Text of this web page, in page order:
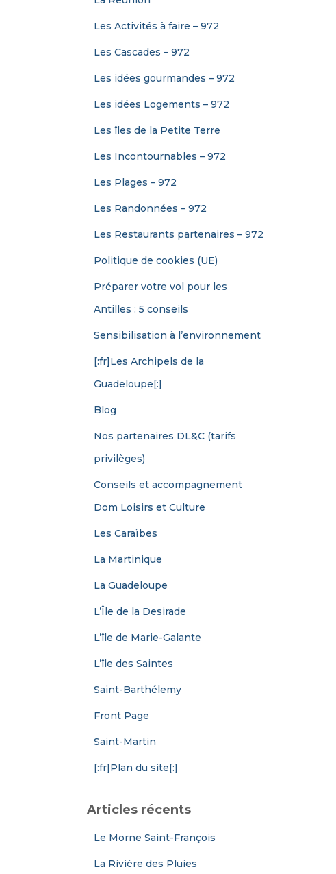
Les Activités à faire – 972
Les Cascades – 972
Les idées gourmandes – 972
Les idées Logements – 972
Les îles de la Petite Terre
Les Incontournables – 972
Les Plages – 972
Les Randonnées – 972
Les Restaurants partenaires – 972
Politique de cookies (UE)
Préparer votre vol pour les
Antilles : 5 conseils
Sensibilisation à l’environnement
[:fr]Les Archipels de la
Guadeloupe[:]
Blog
Nos partenaires DL&C (tarifs
privilèges)
Conseils et accompagnement
Dom Loisirs et Culture
Les Caraïbes
La Martinique
La Guadeloupe
L’Île de la Desirade
L’île de Marie-Galante
L’île des Saintes
Saint-Barthélemy
Front Page
Saint-Martin
[:fr]Plan du site[:]
Articles récents
Le Morne Saint-François
La Rivière des Pluies